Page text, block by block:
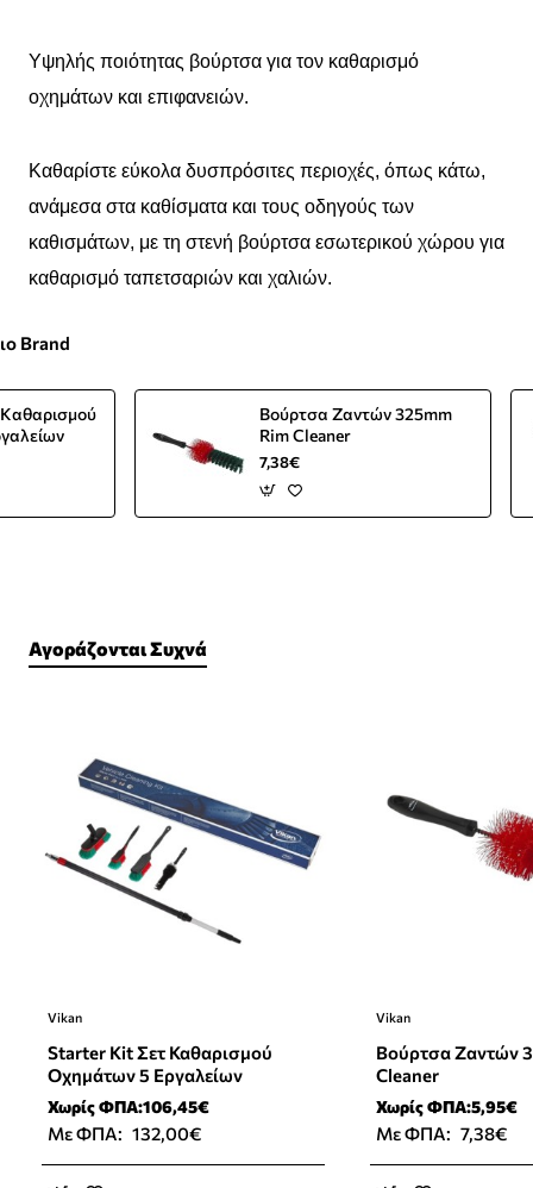
Υψηλής ποιότητας βούρτσα για τον καθαρισμό
οχημάτων και επιφανειών.
Καθαρίστε εύκολα δυσπρόσιτες περιοχές, όπως κάτω,
ανάμεσα στα καθίσματα και τους οδηγούς των
καθισμάτων, με τη στενή βούρτσα εσωτερικού χώρου για
καθαρισμό ταπετσαριών και χαλιών.
Brand
Βούρτσα Ζαντών 325mm
Rim Cleaner
7,38€
Αγοράζονται Συχνά
Vikan
Starter Kit Σετ Καθαρισμού
Οχημάτων 5 Εργαλείων
Χωρίς ΦΠΑ:106,45€
Με ΦΠΑ: 132,00€
Vikan
Βούρτσα Ζαντών
Cleaner
Χωρίς ΦΠΑ:5,95€
Με ΦΠΑ: 7,38€